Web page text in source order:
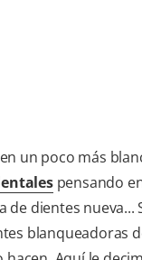
un poco más
pensando
de dientes nueva...
blanqueadoras